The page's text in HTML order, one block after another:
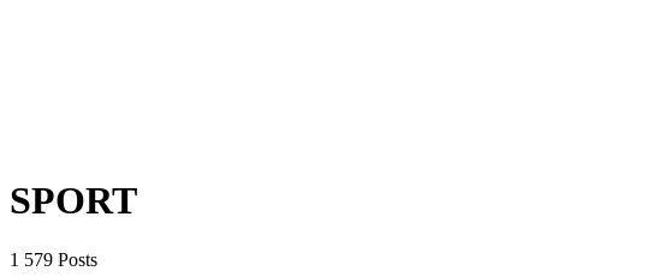
SPORT
1 579 Posts